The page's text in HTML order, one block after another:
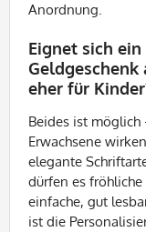
Anordnung.
Eignet sich
Geldgeschenk
eher für
Beides ist
Erwachsene
elegante
dürfen es
einfache, gut
ist die